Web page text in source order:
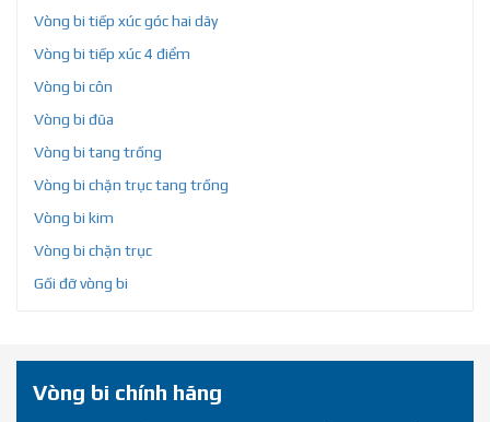
Vòng bi tiếp xúc góc hai dãy
Vòng bi tiếp xúc 4 điểm
Vòng bi côn
Vòng bi đũa
Vòng bi tang trống
Vòng bi chặn trục tang trống
Vòng bi kim
Vòng bi chặn trục
Gối đỡ vòng bi
Vòng bi chính hãng